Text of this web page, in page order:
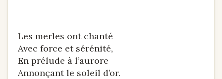
Les merles ont chanté
Avec force et sérénité,
En prélude à l’aurore
Annonçant le soleil d’or.